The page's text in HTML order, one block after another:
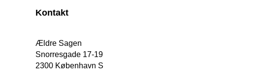
Kontakt
Ældre Sagen
Snorresgade 17-19
2300 København S